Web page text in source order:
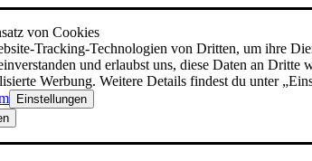
von Cookies
Tracking-Technologien von Dritten, um ihre
und erlaubst uns, diese Daten an
Werbung. Weitere Details findest du unter
Einstellungen
moebel dir den besten Preis!